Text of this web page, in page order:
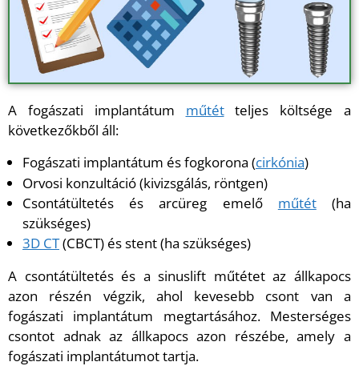
A fogászati implantátum műtétteljes költsége a
következőkből áll:
Fogászati implantátum és fogkorona (cirkónia)
Orvosi konzultáció (kivizsgálás, röntgen)
Csontátültetés és arcüreg emelő műtét(ha
szükséges)
3D CT(CBCT) és stent (ha szükséges)
A csontátültetés és a sinuslift műtétet az állkapocs
azon részén végzik, ahol kevesebb csont van a
fogászati implantátum megtartásához. Mesterséges
csontot adnak az állkapocs azon részébe, amely a
fogászati implantátumot tartja.